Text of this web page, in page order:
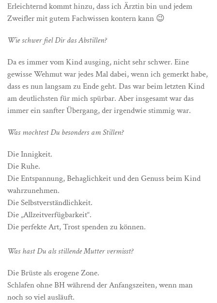
Erleichternd kommt hinzu, dass ich Ärztin bin und jedem
Zweifler mit gutem Fachwissen kontern kann 😉
Wie schwer fiel Dir das Abstillen?
Da es immer vom Kind ausging, nicht sehr schwer. Eine
gewisse Wehmut war jedes Mal dabei, wenn ich gemerkt habe,
dass es nun langsam zu Ende geht. Das war beim letzten Kind
am deutlichsten für mich spürbar. Aber insgesamt war das
immer ein sanfter Übergang, der irgendwie stimmig war.
Was mochtest Du besonders am Stillen?
Die Innigkeit.
Die Ruhe.
Die Entspannung, Behaglichkeit und den Genuss beim Kind
wahrzunehmen.
Die Selbstverständlichkeit.
Die „Allzeitverfügbarkeit“.
Die perfekte Art, Trost spenden zu können.
Was hast Du als stillende Mutter vermisst?
Die Brüste als erogene Zone.
Schlafen ohne BH während der Anfangszeiten, wenn man
noch so viel ausläuft.